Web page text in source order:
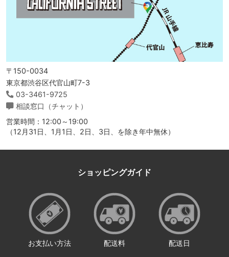
〒150-0034
東京都渋谷区代官山町7-3
03-3461-9725
相談窓口（チャット）
営業時間：12:00～19:00
（12月31日、1月1日、2日、3日、を除き年中無休）
ショッピングガイド
お支払い方法 配送料 配送日